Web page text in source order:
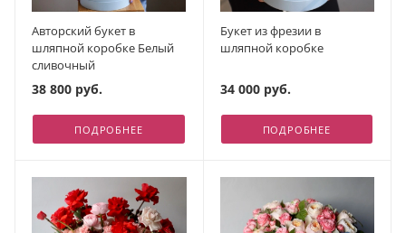
Авторский букет в
шляпной коробке Белый
сливочный
38 800 руб.
ПОДРОБНЕЕ
Букет из фрезии в
шляпной коробке
34 000 руб.
ПОДРОБНЕЕ